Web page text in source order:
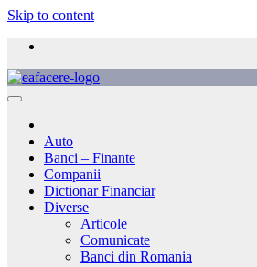
Skip to content
Auto
Banci – Finante
Companii
Dictionar Financiar
Diverse
Articole
Comunicate
Banci din Romania